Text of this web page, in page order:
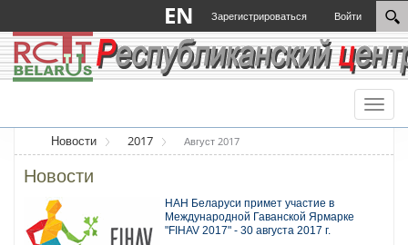
Войти
Зарегистрироваться
EN
Toggle
Новости
2017 Август 2017
Новости
НАН Беларуси примет участие в
Международной Гаванской Ярмарке
"FIHAV 2017" - 30 августа 2017 г.